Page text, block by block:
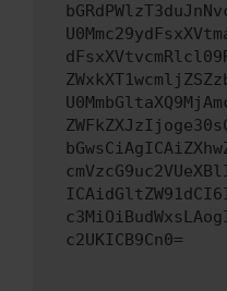
c2UKICB9Cn0=